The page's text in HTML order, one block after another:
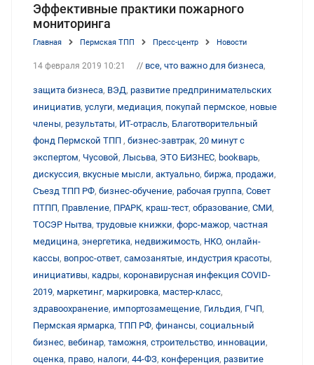
Эффективные практики пожарного
мониторинга
Главная Пермская ТПП Пресс-центр Новости
14 февраля 2019 10:21 // все, что важно для бизнеса,
защита бизнеса, ВЭД, развитие предпринимательских
инициатив, услуги, медиация, покупай пермское, новые
члены, результаты, ИТ-отрасль, Благотворительный
фонд Пермской ТПП , бизнес-завтрак, 20 минут с
экспертом, Чусовой, Лысьва, ЭТО БИЗНЕС, bookварь,
дискуссия, вкусные мысли, актуально, биржа, продажи,
Съезд ТПП РФ, бизнес-обучение, рабочая группа, Совет
ПТПП, Правление, ПРАРК, краш-тест, образование, СМИ,
ТОСЭР Нытва, трудовые книжки, форс-мажор, частная
медицина, энергетика, недвижимость, НКО, онлайн-
кассы, вопрос-ответ, самозанятые, индустрия красоты,
инициативы, кадры, коронавирусная инфекция COVID-
2019, маркетинг, маркировка, мастер-класс,
здравоохранение, импортозамещение, Гильдия, ГЧП,
Пермская ярмарка, ТПП РФ, финансы, социальный
бизнес, вебинар, таможня, строительство, инновации,
оценка, право, налоги, 44-ФЗ, конференция, развитие